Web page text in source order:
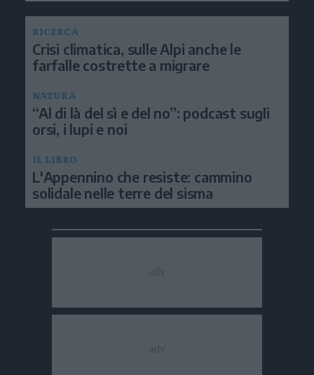
RICERCA
Crisi climatica, sulle Alpi anche le
farfalle costrette a migrare
NATURA
“Al di là del sì e del no”: podcast sugli
orsi, i lupi e noi
IL LIBRO
L'Appennino che resiste: cammino
solidale nelle terre del sisma